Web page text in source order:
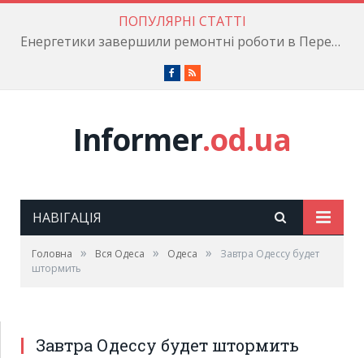
ПОПУЛЯРНІ СТАТТІ
Енергетики завершили ремонтні роботи в Пересипському районі
Facebook
RSS
Informer.od.ua
НАВІГАЦІЯ
Головна » Вся Одеса » Одеса »
Завтра Одессу будет
штормить
Завтра Одессу будет штормить